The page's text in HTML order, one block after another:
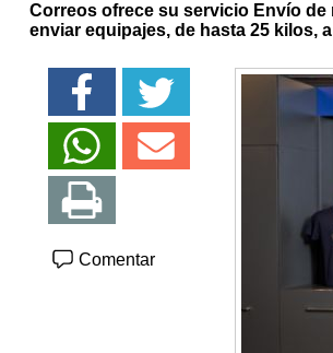
Correos ofrece su servicio Envío
enviar equipajes, de hasta 25 kilos,
Comentar